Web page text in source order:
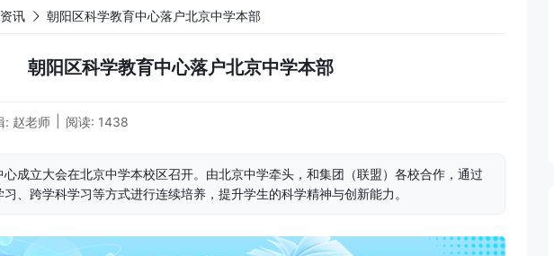
讯 朝阳区科学教育中心落户北京中学本部
朝阳区科学教育中心落户北京中学本部
: 赵老师 阅读: 1438
成立大会在北京中学本校区召开。由北京中学牵头，和集团（联盟）各校合作，通过
、跨学科学习等方式进行连续培养，提升学生的科学精神与创新能力。